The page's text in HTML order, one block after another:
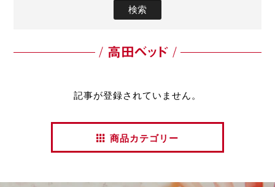
高田ベッド
記事が登録されていません。
商品カテゴリー